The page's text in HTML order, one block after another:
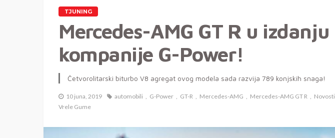
TJUNING
Mercedes-AMG GT R u izdanju
kompanije G-Power!
Četvorolitarski biturbo V8 agregat ovog modela sada razvija 789 konjskih snaga!
10 juna, 2019 automobili G-Power GT-R Mercedes-AMG Mercedes-AMG GT R Novosti
Vrele Gume